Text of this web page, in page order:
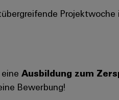
Projektwoche
Ausbildung zum
Bewerbung!